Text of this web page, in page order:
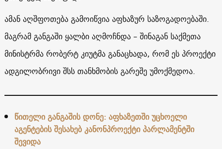
ამან აღშფოთება გამოიწვია აფხაზურ საზოგადოებაში.
მაგრამ განგაში ყალბი აღმოჩნდა – შინაგან საქმეთა
მინისტრმა რობერტ კიუტმა განაცხადა, რომ ეს პროექტი
ადგილობრივი შსს თანხმობის გარეშე უმოქმედოა.
წითელი განგაშის დონე: აფხაზეთში უცხოელი
აგენტების შესახებ კანონპროექტი პარლამენტში
შევიდა